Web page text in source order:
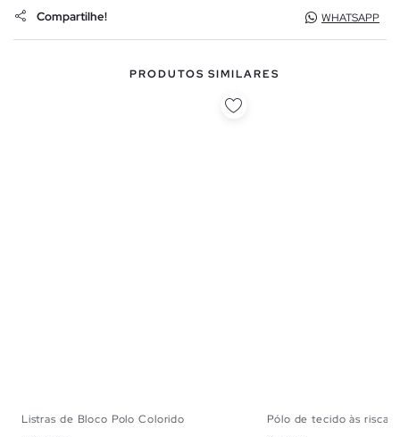
Compartilhe! WHATSAPP
PRODUTOS SIMILARES
Listras de Bloco Polo Colorido Pólo de tecido às riscas